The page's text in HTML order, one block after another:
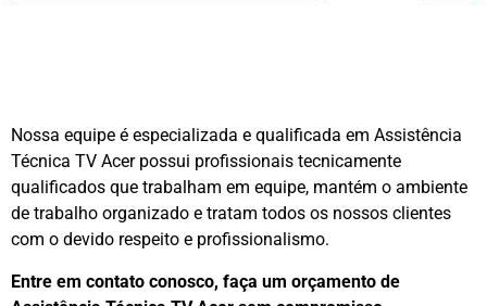
Nossa equipe é especializada e qualificada em Assistência
Técnica TV Acer possui profissionais tecnicamente
qualificados que trabalham em equipe, mantém o ambiente
de trabalho organizado e tratam todos os nossos clientes
com o devido respeito e profissionalismo.
Entre em contato conosco, faça um orçamento de